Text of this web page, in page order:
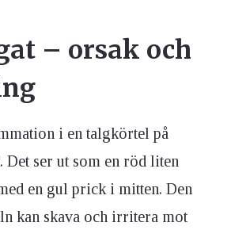
– orsak och
i en talgkörtel på
Det ser ut som en röd liten
en gul prick i mitten. Den
kan skava och irritera mot